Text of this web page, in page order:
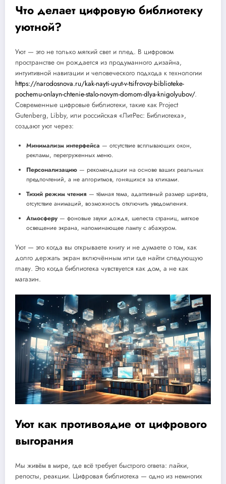
Что делает цифровую библиотеку
уютной?
Уют — это не только мягкий свет и плед. В цифровом
пространстве он рождается из продуманного дизайна,
интуитивной навигации и человеческого подхода к технологии
https://narodosnova.ru/kak-nayti-uyut-v-tsifrovoy-biblioteke-
pochemu-onlayn-chtenie-stalo-novym-domom-dlya-knigolyubov/.
Современные цифровые библиотеки, такие как Project
Gutenberg, Libby, или российская «ЛитРес: Библиотека»,
создают уют через:
Минимализм интерфейса — отсутствие всплывающих окон,
рекламы, перегруженных меню.
Персонализацию — рекомендации на основе ваших реальных
предпочтений, а не алгоритмов, гонящихся за кликами.
Тихий режим чтения — тёмная тема, адаптивный размер шрифта,
отсутствие анимаций, возможность отключить уведомления.
Атмосферу— фоновые звуки дождя, шелеста страниц, мягкое
освещение экрана, напоминающее лампу с абажуром.
Уют — это когда вы открываете книгу и не думаете о том, как
долго держать экран включённым или где найти следующую
главу. Это когда библиотека чувствуется как дом, а не как
магазин.
Уют как противоядие от цифрового
выгорания
Мы живём в мире, где всё требует быстрого ответа: лайки,
репосты, реакции. Цифровая библиотека — одно из немногих